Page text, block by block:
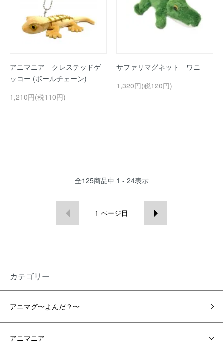
アニマニア クレステッドゲ
ッコー (ボールチェーン)
1,210円(税110円)
サファリマグネット ワニ
1,320円(税120円)
全125商品中 1 - 24表示
1 ページ目
カテゴリー
アニマグ〜よんだ？〜
アニマニア